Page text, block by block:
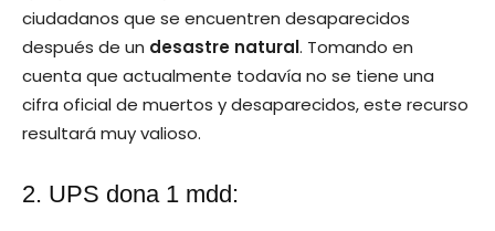
ciudadanos que se encuentren desaparecidos
después de un desastre natural. Tomando en
cuenta que actualmente todavía no se tiene una
cifra oficial de muertos y desaparecidos, este recurso
resultará muy valioso.
2. UPS dona 1 mdd: